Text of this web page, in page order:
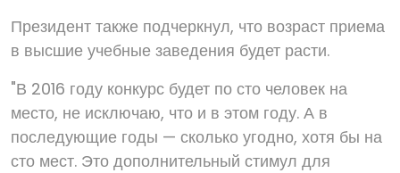
Президент также подчеркнул, что возраст приема
в высшие учебные заведения будет расти.
"В 2016 году конкурс будет по сто человек на
место, не исключаю, что и в этом году. А в
последующие годы — сколько угодно, хотя бы на
сто мест. Это дополнительный стимул для